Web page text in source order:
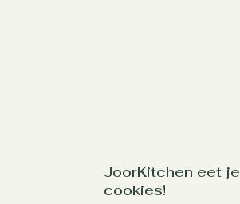
JoorKitchen eet je
cookies!
Werk met mij samen